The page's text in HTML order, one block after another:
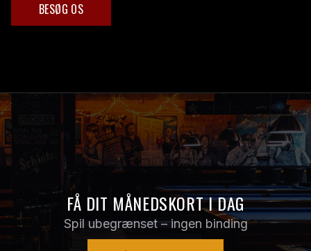
BESØG OS
FÅ DIT MÅNEDSKORT I DAG
Spil ubegrænset – ingen binding